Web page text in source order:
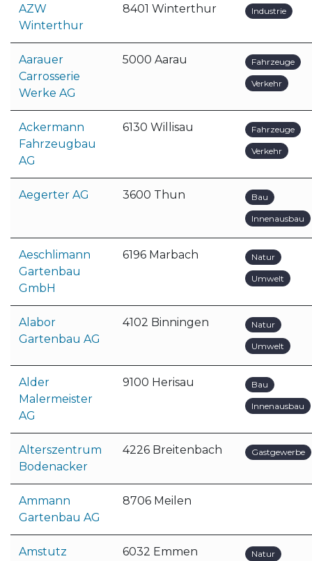
AZW
Winterthur
8401 Winterthur Industrie
Aarauer
Carrosserie
Werke AG
5000 Aarau Fahrzeuge
Verkehr
Ackermann
Fahrzeugbau
AG
6130 Willisau Fahrzeuge
Verkehr
Aegerter AG 3600 Thun Bau
Innenausbau
Aeschlimann
Gartenbau
GmbH
6196 Marbach Natur
Umwelt
Alabor
Gartenbau AG
4102 Binningen Natur
Umwelt
Alder
Malermeister
AG
9100 Herisau Bau
Innenausbau
Alterszentrum
Bodenacker
4226 Breitenbach Gastgewerbe
Ammann
Gartenbau AG
8706 Meilen
Amstutz
6032 Emmen Natur